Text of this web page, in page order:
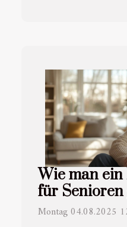
Wie man
für Senioren
Montag 04.08.2025